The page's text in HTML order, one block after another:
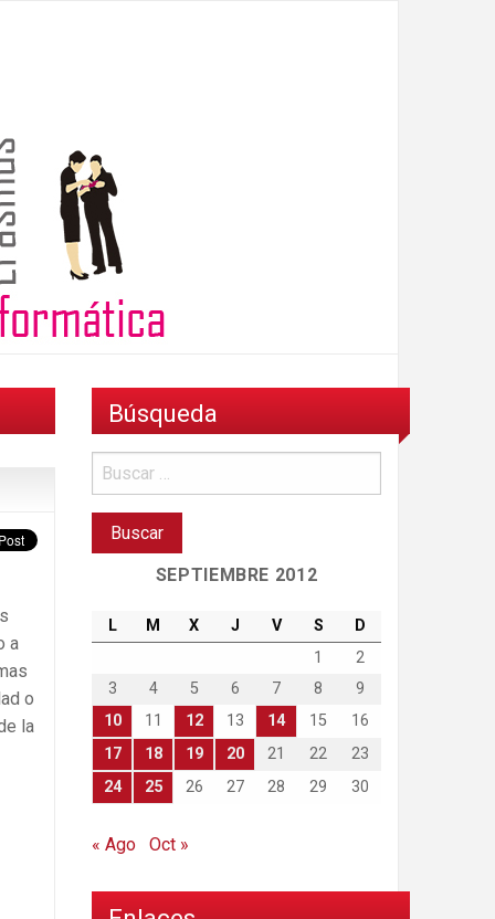
a
o
la
Búsqueda
SEPTIEMBRE 2012
L M X J V S
D
1
2
3
4 5 6 7 8
9
10
11 12 13 14 15
16
17
18 19 20 21 22
23
24
25 26 27 28 29 30
« Ago Oct »